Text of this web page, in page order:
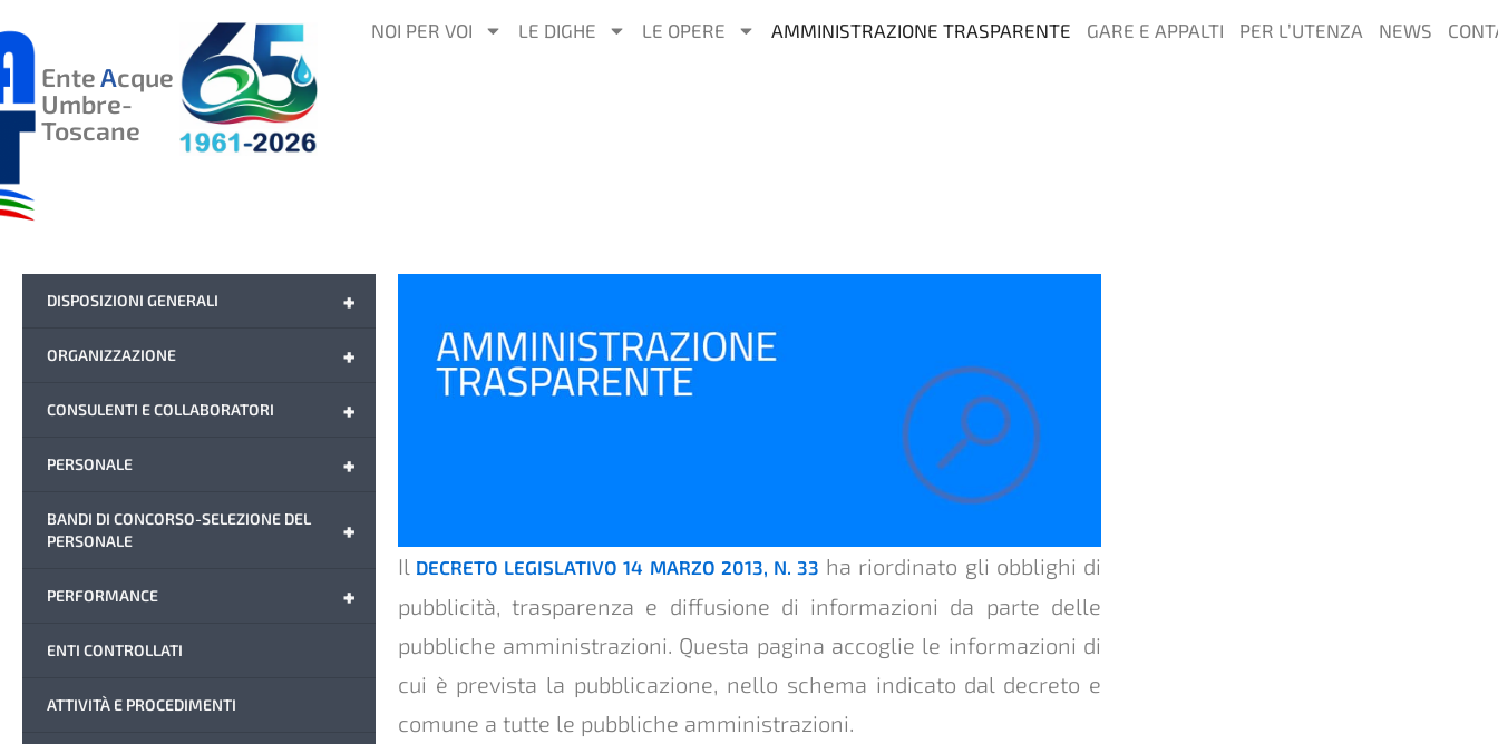
AL
CONTENUTO
EnteAcque
Umbre-
Toscane
NOI PER VOI LE DIGHE LE OPERE AMMINISTRAZIONE TRASPARENTE GARE E APPALTI PER L’UTENZA NEWS
+
DISPOSIZIONI GENERALI
+
ORGANIZZAZIONE
+
CONSULENTI E COLLABORATORI
+
PERSONALE
+
BANDI DI CONCORSO-SELEZIONE DEL
PERSONALE
+
PERFORMANCE
ENTI CONTROLLATI
ATTIVITÀ E PROCEDIMENTI
Il DECRETO LEGISLATIVO 14 MARZO 2013, N. 33 ha riordinato gli obblighi di
pubblicità, trasparenza e diffusione di informazioni da parte delle
pubbliche amministrazioni. Questa pagina accoglie le informazioni di
cui è prevista la pubblicazione, nello schema indicato dal decreto e
comune a tutte le pubbliche amministrazioni.